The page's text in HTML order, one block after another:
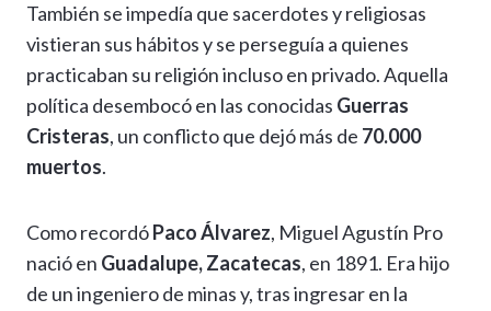
También se impedía que sacerdotes y religiosas
vistieran sus hábitos y se perseguía a quienes
practicaban su religión incluso en privado. Aquella
política desembocó en las conocidas Guerras
Cristeras, un conflicto que dejó más de 70.000
muertos.
Como recordóPaco Álvarez, Miguel Agustín Pro
nació en Guadalupe, Zacatecas, en 1891. Era hijo
de un ingeniero de minas y, tras ingresar en la